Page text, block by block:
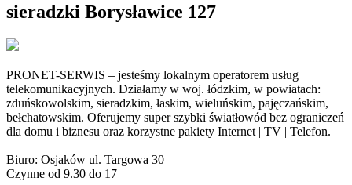
sieradzki Borysławice 127
PRONET-SERWIS – jesteśmy lokalnym operatorem usług
telekomunikacyjnych. Działamy w woj. łódzkim, w powiatach:
zduńskowolskim, sieradzkim, łaskim, wieluńskim, pajęczańskim,
bełchatowskim. Oferujemy super szybki światłowód bez ograniczeń
dla domu i biznesu oraz korzystne pakiety Internet | TV | Telefon.
Biuro: Osjaków ul. Targowa 30
Czynne od 9.30 do 17